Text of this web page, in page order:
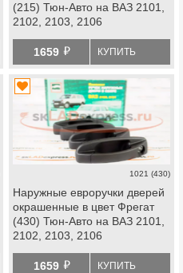
(215) Тюн-Авто на ВАЗ 2101,
2102, 2103, 2106
1659 й КУПИТЬ
1021 (430)
Наружные евроручки дверей
окрашенные в цвет Фрегат
(430) Тюн-Авто на ВАЗ 2101,
2102, 2103, 2106
1659 й КУПИТЬ